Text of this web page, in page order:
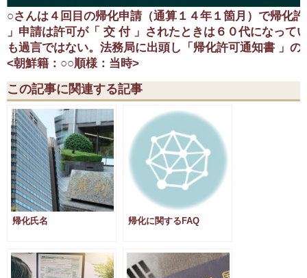
○さんは４回目の帰化申請（通算１４年１箇月）で帰化
」申請は許可が「 交 付 」されたときは６０代になって
も過言ではない。法務局に出頭し「帰化許可通知書 」
<朝鮮籍：○○順様：当時>
この記事に関連する記事
帰化氏名 帰化に関するFAQ